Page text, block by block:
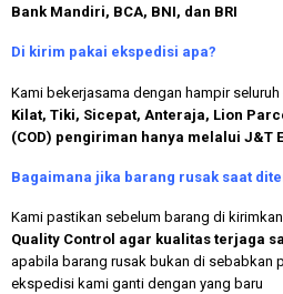
Bank Mandiri, BCA, BNI, dan BRI
Di kirim pakai ekspedisi apa?
Kami bekerjasama dengan hampir
Kilat, Tiki, Sicepat, Anteraja, Lion
(COD) pengiriman hanya melalui J&T
Bagaimana jika barang rusak saat
Kami pastikan sebelum barang di
Quality Control agar kualitas terjaga
apabila barang rusak bukan di sebabkan
ekspedisi kami ganti dengan yang baru